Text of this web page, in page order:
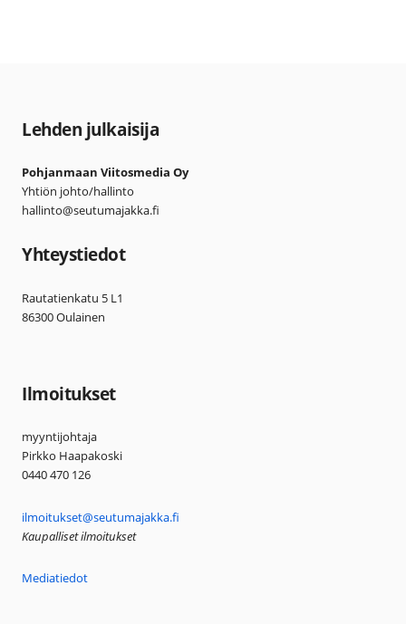
Lehden julkaisija
Pohjanmaan Viitosmedia Oy
Yhtiön johto/hallinto
hallinto@seutumajakka.fi
Yhteystiedot
Rautatienkatu 5 L1
86300 Oulainen
Ilmoitukset
myyntijohtaja
Pirkko Haapakoski
0440 470 126
ilmoitukset@seutumajakka.fi
Kaupalliset ilmoitukset
Mediatiedot